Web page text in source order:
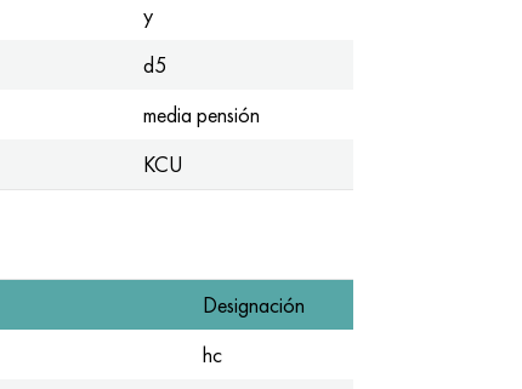
y
d5
media pensión
KCU
Designación
hc